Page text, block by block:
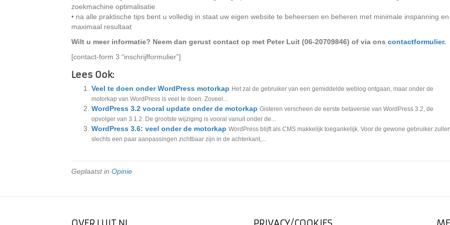
zoekmachine optimalisatie
• na alle praktische tips bent u volledig in staat uw eigen website te beheersen en beheren met minimale inspanning en
maximaal resultaat
Wilt u meer informatie? Neem dan gerust contact op met Peter Luit (06-20709846) of via ons contactformulier.
[contact-form 3 “inschrijfformulier”]
Lees Ook:
Veel te doen onder WordPress motorkap Het zal de gebruiker van een gemiddelde weblog ontgaan, maar onder de
motorkap van WordPress is veel te doen. Zoveel...
WordPress 3.2 vooral update onder de motorkap Gisteren verscheen de eerste betaversie van WordPress 3.2, de
opvolger van 3.1.2. De grootste wijziging is vooral vanuit onder de...
WordPress 3.6: veel onder de motorkap WordPress blijft als CMS makkelijk toegankelijk. Voor de gewone gebruiker
slechts een paar aanpassingen zichtbaar zijn in de achterkant,...
Geplaatst in Opinie